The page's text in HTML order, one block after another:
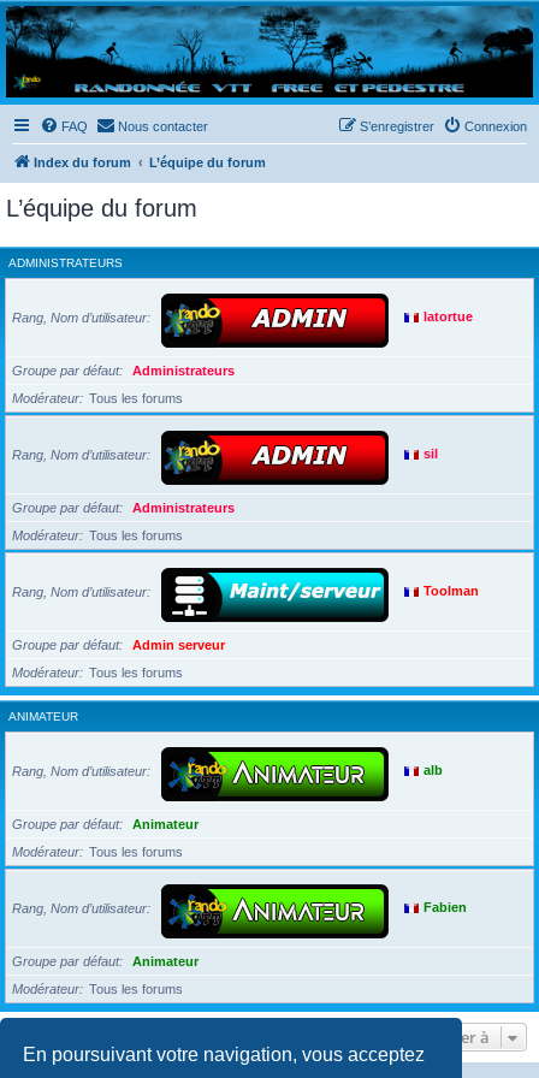
En poursuivant votre navigation, vous acceptez
Randovttfree.fr
Bienvenue sur le site des randos vtt et pédestre de Bretagne . Bonne navigation sur le site
et bonnes randos dans l'Ouest !
FAQ Nous contacter Connexion
S’enregistrer
Index du forum L’équipe du forum
L’équipe du forum
ADMINISTRATEURS
Rang, Nom d’utilisateur latortue
Groupe par défaut
Administrateurs
Modérateur
Tous les forums
Rang, Nom d’utilisateur sil
Groupe par défaut
Administrateurs
Modérateur
Tous les forums
Rang, Nom d’utilisateur Toolman
Groupe par défaut
Admin serveur
Modérateur
Tous les forums
ANIMATEUR
Rang, Nom d’utilisateur alb
Groupe par défaut
Animateur
Modérateur
Tous les forums
Rang, Nom d’utilisateur Fabien
Groupe par défaut
Animateur
Modérateur
Tous les forums
Aller à